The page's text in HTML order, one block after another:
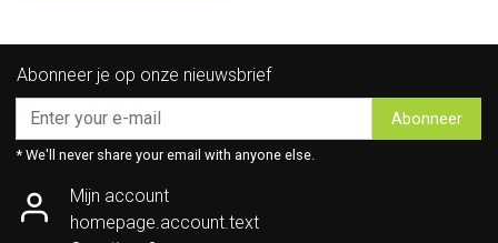
Abonneer je op onze nieuwsbrief
Abonneer
* We'll never share your email with anyone else.
Mijn account
homepage.account.text